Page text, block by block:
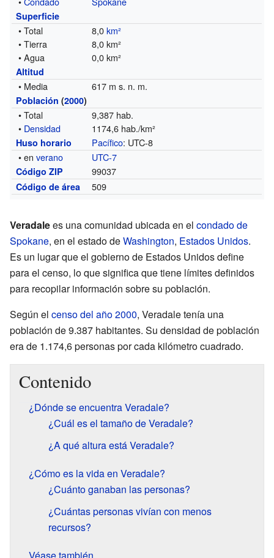
Superficie
• Total 8,0km²
• Tierra
8,0 km²
• Agua
0,0 km²
Altitud
• Media 617 m s. n. m.
Población (2000)
• Total
9,387 hab.
• Densidad 1174,6 hab./km²
Huso horario Pacífico: UTC-8
• enverano UTC-7
Código ZIP 99037
Código de área 509
Veradalees una comunidad ubicada en el condado de
Spokane, en el estado deWashington, Estados Unidos.
Es un lugar que el gobierno de Estados Unidos define
para el censo, lo que significa que tiene límites definidos
para recopilar información sobre su población.
Según el censo del año 2000, Veradale tenía una
población de 9.387 habitantes. Su densidad de población
era de 1.174,6 personas por cada kilómetro cuadrado.
Contenido
¿Dónde se encuentra Veradale?
¿Cuál es el tamaño de Veradale?
¿A qué altura está Veradale?
¿Cómo es la vida en Veradale?
¿Cuánto ganaban las personas?
¿Cuántas personas vivían con menos
recursos?
Véase también